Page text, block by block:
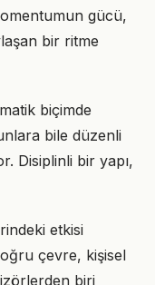
gücü,
bir ritme
biçimde
bile düzenli
Disiplinli bir yapı,
etkisi
çevre, kişisel
biri